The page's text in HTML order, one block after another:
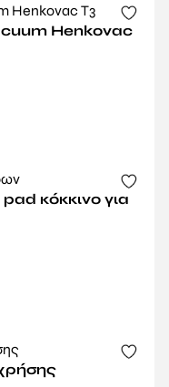
Henkovac
κόκκινο για